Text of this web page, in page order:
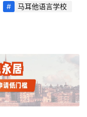
马耳他语言学校